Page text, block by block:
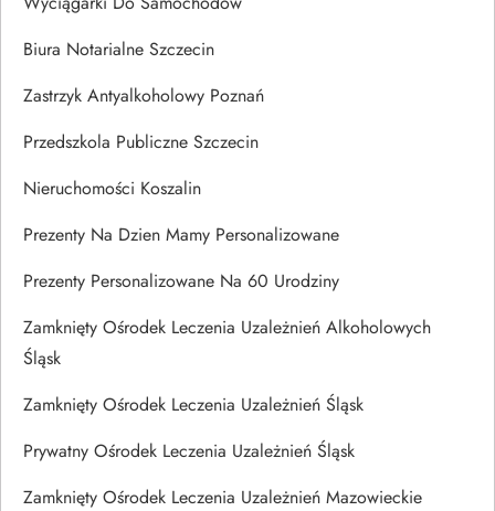
Biura Notarialne Szczecin
Zastrzyk Antyalkoholowy Poznań
Przedszkola Publiczne Szczecin
Nieruchomości Koszalin
Prezenty Na Dzien Mamy Personalizowane
Prezenty Personalizowane Na 60 Urodziny
Zamknięty Ośrodek Leczenia Uzależnień Alkoholowych
Śląsk
Zamknięty Ośrodek Leczenia Uzależnień Śląsk
Prywatny Ośrodek Leczenia Uzależnień Śląsk
Zamknięty Ośrodek Leczenia Uzależnień Mazowieckie